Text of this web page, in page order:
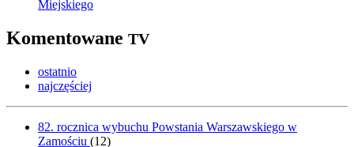
Miejskiego
Komentowane TV
ostatnio
najczęściej
82. rocznica wybuchu Powstania Warszawskiego w
Zamościu (12)